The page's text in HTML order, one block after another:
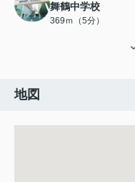
舞鶴中学校
369ｍ（5分）
地図